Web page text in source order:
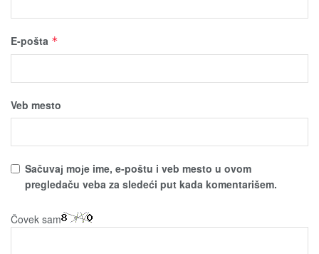
E-pošta *
Veb mesto
Sačuvaј moјe ime, e-poštu i veb mesto u ovom
pregledaču veba za sledeći put kada komentarišem.
Čovek sam